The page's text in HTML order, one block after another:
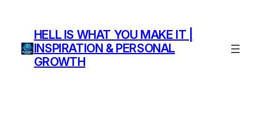
HELL IS WHAT YOU MAKE IT |
INSPIRATION & PERSONAL
GROWTH